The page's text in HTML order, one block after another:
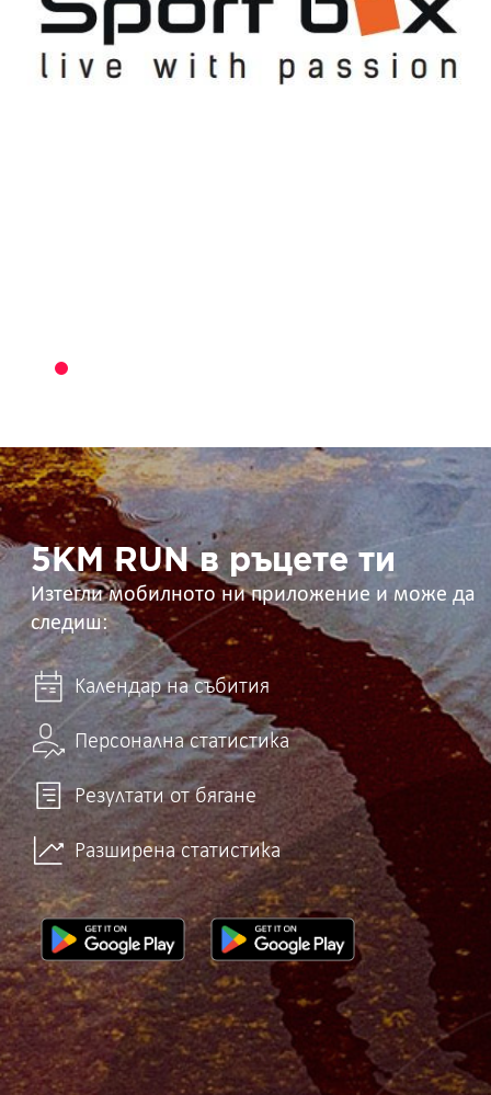
5KM
RUN
в
ръцете
ти 5KM RUN в ръцете ти
Изтегли мобилното ни приложение и може да
следиш:
Календар на събития
Персонална статистика
Резултати от бягане
Разширена статистика